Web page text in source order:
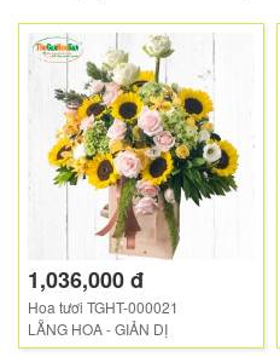
1,036,000 đ
Hoa tươi TGHT-000021
LẴNG HOA - GIẢN DỊ